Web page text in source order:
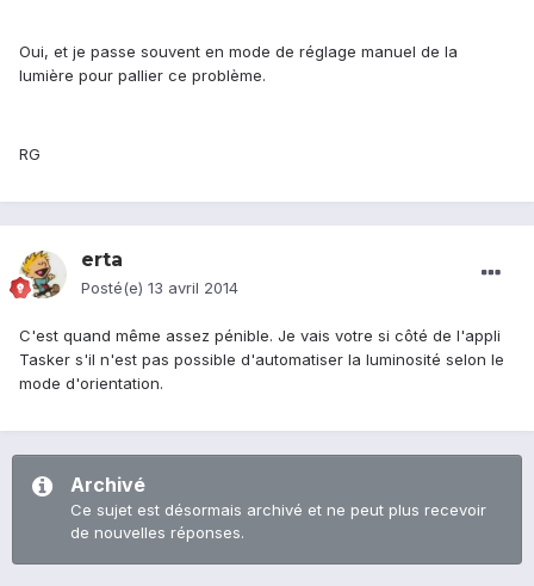
Oui, et je passe souvent en mode de réglage manuel de la
lumière pour pallier ce problème.
RG
erta
Posté(e) 13 avril 2014
C'est quand même assez pénible. Je vais votre si côté de l'appli
Tasker s'il n'est pas possible d'automatiser la luminosité selon le
mode d'orientation.
Archivé
Ce sujet est désormais archivé et ne peut plus recevoir
de nouvelles réponses.